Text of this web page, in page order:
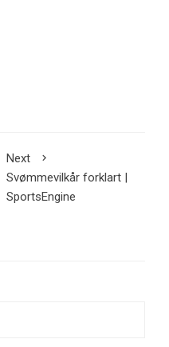
Next
Svømmevilkår forklart |
SportsEngine